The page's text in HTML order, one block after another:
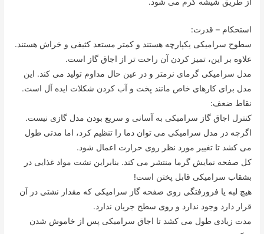
از طریق شیشه گرم می شود.
استحکام – قدرت:
سطوح سرامیکی یکپارچه هستند و کمتر مستعد کثیفی و خراش هستند.
علاوه بر این، تمیز کردن آن راحت تر از اجاق گاز است.
مدل سرامیکی گرمای نرمتر و در عین حال مداوم تولید می کند. این
مدل برای کارهای خاص مانند پخت و آب کردن شکلات ایده آل است.
نقاط ضعف:
کنترل اجاق گاز سرامیکی به آسانی و سریع بودن مدل گازی نیست.
اگرچه در مدل سرامیکی می توان دما را تنظیم کرد، اما مدتی طول
می کشد تا تغییر مورد نظر روی حرارت اعمال شود.
کل صفحه نمایش گرما منتشر می کند. بنابراین نشت مواد غذایی در
بشقاب سرامیکی قابل پختن است!
هیچ لبه یا فرورفتگی روی صفحه گاز سرامیکی که مقدار نشتی در آن
قرار دارد وجود ندارد و روی سطح جریان ندارد.
مدت زیادی طول می کشد تا اجاق سرامیکی پس از خاموش شدن